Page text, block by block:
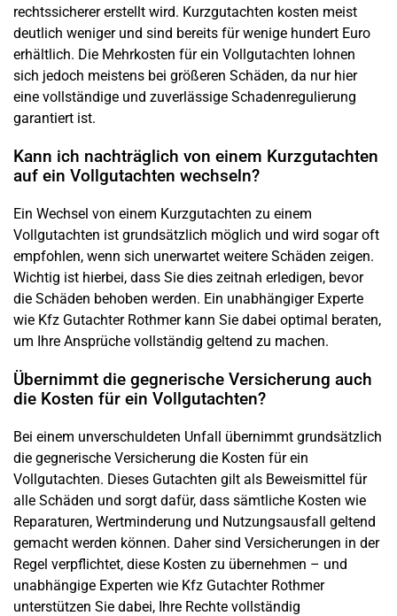
rechtssicherer erstellt wird. Kurzgutachten kosten meist
deutlich weniger und sind bereits für wenige hundert Euro
erhältlich. Die Mehrkosten für ein Vollgutachten lohnen
sich jedoch meistens bei größeren Schäden, da nur hier
eine vollständige und zuverlässige Schadenregulierung
garantiert ist.
Kann ich nachträglich von einem Kurzgutachten
auf ein Vollgutachten wechseln?
Ein Wechsel von einem Kurzgutachten zu einem
Vollgutachten ist grundsätzlich möglich und wird sogar oft
empfohlen, wenn sich unerwartet weitere Schäden zeigen.
Wichtig ist hierbei, dass Sie dies zeitnah erledigen, bevor
die Schäden behoben werden. Ein unabhängiger Experte
wie Kfz Gutachter Rothmer kann Sie dabei optimal beraten,
um Ihre Ansprüche vollständig geltend zu machen.
Übernimmt die gegnerische Versicherung auch
die Kosten für ein Vollgutachten?
Bei einem unverschuldeten Unfall übernimmt grundsätzlich
die gegnerische Versicherung die Kosten für ein
Vollgutachten. Dieses Gutachten gilt als Beweismittel für
alle Schäden und sorgt dafür, dass sämtliche Kosten wie
Reparaturen, Wertminderung und Nutzungsausfall geltend
gemacht werden können. Daher sind Versicherungen in der
Regel verpflichtet, diese Kosten zu übernehmen – und
unabhängige Experten wie Kfz Gutachter Rothmer
unterstützen Sie dabei, Ihre Rechte vollständig